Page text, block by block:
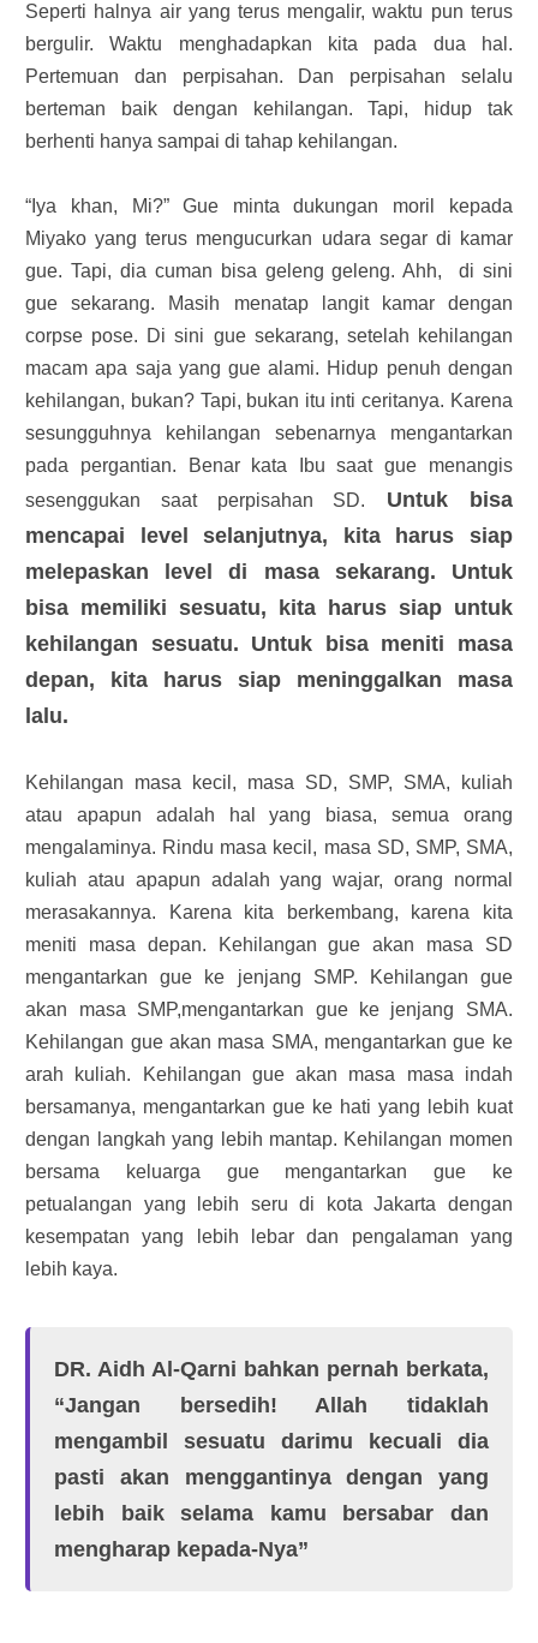
Seperti halnya air yang terus mengalir, waktu pun terus
bergulir. Waktu menghadapkan kita pada dua hal.
Pertemuan dan perpisahan. Dan perpisahan selalu
berteman baik dengan kehilangan. Tapi, hidup tak
berhenti hanya sampai di tahap kehilangan.
“Iya khan, Mi?” Gue minta dukungan moril kepada
Miyako yang terus mengucurkan udara segar di kamar
gue. Tapi, dia cuman bisa geleng geleng. Ahh, di sini
gue sekarang. Masih menatap langit kamar dengan
corpse pose. Di sini gue sekarang, setelah kehilangan
macam apa saja yang gue alami. Hidup penuh dengan
kehilangan, bukan? Tapi, bukan itu inti ceritanya. Karena
sesungguhnya kehilangan sebenarnya mengantarkan
pada pergantian. Benar kata Ibu saat gue menangis
sesenggukan saat perpisahan SD.
Untuk bisa
mencapai level selanjutnya, kita harus siap
melepaskan level di masa sekarang. Untuk
bisa memiliki sesuatu, kita harus siap untuk
kehilangan sesuatu. Untuk bisa meniti masa
depan, kita harus siap meninggalkan masa
lalu.
Kehilangan masa kecil, masa SD, SMP, SMA, kuliah
atau apapun adalah hal yang biasa, semua orang
mengalaminya. Rindu masa kecil, masa SD, SMP, SMA,
kuliah atau apapun adalah yang wajar, orang normal
merasakannya. Karena kita berkembang, karena kita
meniti masa depan. Kehilangan gue akan masa SD
mengantarkan gue ke jenjang SMP. Kehilangan gue
akan masa SMP,mengantarkan gue ke jenjang SMA.
Kehilangan gue akan masa SMA, mengantarkan gue ke
arah kuliah. Kehilangan gue akan masa masa indah
bersamanya, mengantarkan gue ke hati yang lebih kuat
dengan langkah yang lebih mantap. Kehilangan momen
bersama keluarga gue mengantarkan gue ke
petualangan yang lebih seru di kota Jakarta dengan
kesempatan yang lebih lebar dan pengalaman yang
lebih kaya.
DR. Aidh Al-Qarni bahkan pernah berkata,
“Jangan bersedih! Allah tidaklah
mengambil sesuatu darimu kecuali dia
pasti akan menggantinya dengan yang
lebih baik selama kamu bersabar dan
mengharap kepada-Nya”